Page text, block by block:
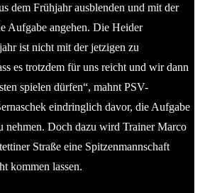
dem Frühjahr ausblenden und mit der
Aufgabe angehen. Die Heider
ist nicht mit der jetzigen zu
es trotzdem für uns reicht und wir dann
spielen dürfen“, mahnt PSV-
eindringlich davor, die Aufgabe
nehmen. Doch dazu wird Trainer Marco
Straße eine Spitzenmannschaft
kommen lassen.